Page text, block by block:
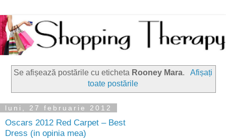
Se afișează postările cu eticheta Rooney Mara.
Afișați
toate postările
luni, 27 februarie 2012
Oscars 2012 Red Carpet – Best
Dress (in opinia mea)